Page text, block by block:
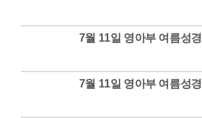
7월 11일 영아부 여름성
7월 11일 영아부 여름성